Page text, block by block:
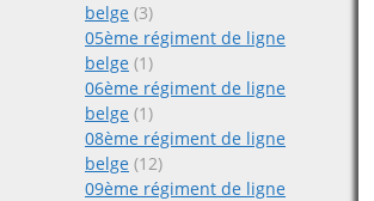
belge (3)
05ème régiment de ligne
belge (1)
06ème régiment de ligne
belge (1)
08ème régiment de ligne
belge (12)
09ème régiment de ligne